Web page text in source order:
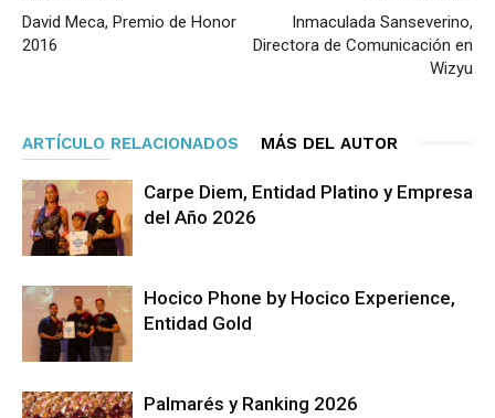
David Meca, Premio de Honor
2016
Inmaculada Sanseverino,
Directora de Comunicación en
Wizyu
ARTÍCULO RELACIONADOS MÁS DEL AUTOR
Carpe Diem, Entidad Platino y Empresa
del Año 2026
Hocico Phone by Hocico Experience,
Entidad Gold
Palmarés y Ranking 2026